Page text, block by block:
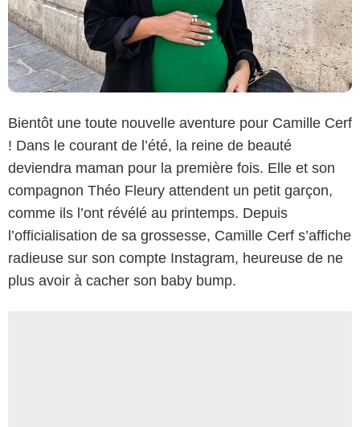
Bientôt une toute nouvelle aventure pour Camille Cerf
! Dans le courant de l’été, la reine de beauté
deviendra maman pour la première fois. Elle et son
compagnon Théo Fleury attendent un petit garçon,
comme ils l’ont révélé au printemps. Depuis
l’officialisation de sa grossesse, Camille Cerf s’affiche
radieuse sur son compte Instagram, heureuse de ne
plus avoir à cacher son baby bump.